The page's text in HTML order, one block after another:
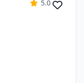
5.0